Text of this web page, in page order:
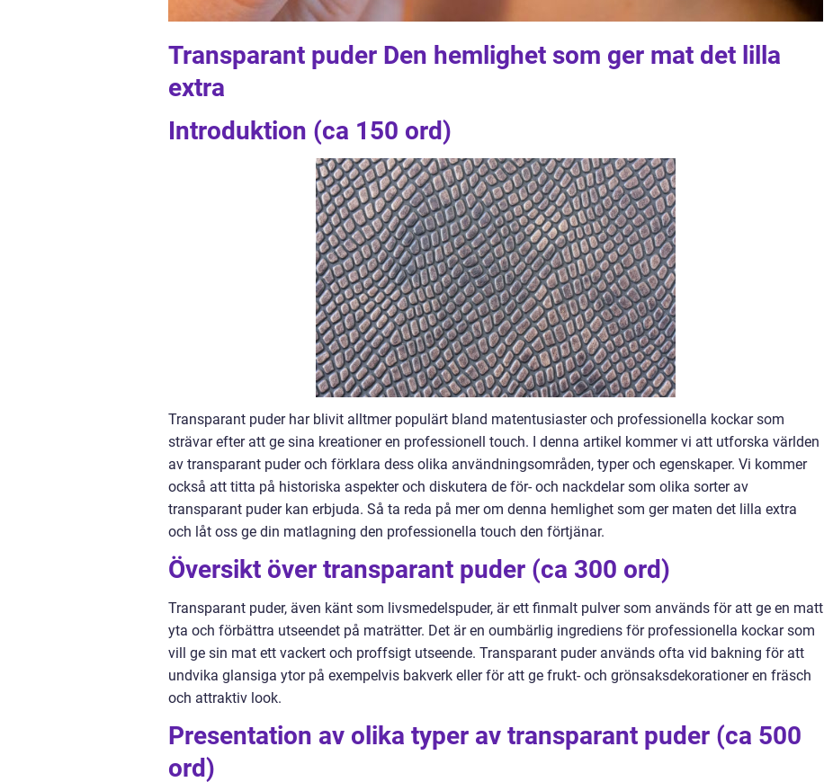
Transparant puder Den hemlighet som ger mat det lilla
extra
Introduktion (ca 150 ord)
Transparant puder har blivit alltmer populärt bland matentusiaster och professionella kockar som
strävar efter att ge sina kreationer en professionell touch. I denna artikel kommer vi att utforska världen
av transparant puder och förklara dess olika användningsområden, typer och egenskaper. Vi kommer
också att titta på historiska aspekter och diskutera de för- och nackdelar som olika sorter av
transparant puder kan erbjuda. Så ta reda på mer om denna hemlighet som ger maten det lilla extra
och låt oss ge din matlagning den professionella touch den förtjänar.
Översikt över transparant puder (ca 300 ord)
Transparant puder, även känt som livsmedelspuder, är ett finmalt pulver som används för att ge en matt
yta och förbättra utseendet på maträtter. Det är en oumbärlig ingrediens för professionella kockar som
vill ge sin mat ett vackert och proffsigt utseende. Transparant puder används ofta vid bakning för att
undvika glansiga ytor på exempelvis bakverk eller för att ge frukt- och grönsaksdekorationer en fräsch
och attraktiv look.
Presentation av olika typer av transparant puder (ca 500
ord)